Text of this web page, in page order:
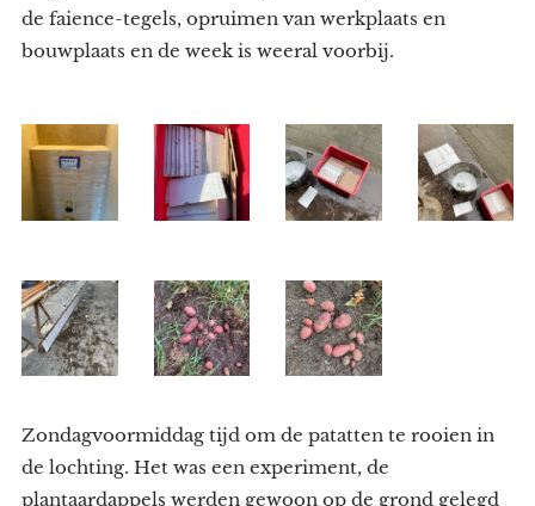
de faience-tegels, opruimen van werkplaats en
bouwplaats en de week is weeral voorbij.
Zondagvoormiddag tijd om de patatten te rooien in
de lochting. Het was een experiment, de
plantaardappels werden gewoon op de grond gelegd